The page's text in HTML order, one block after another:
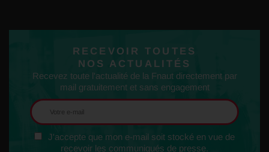
RECEVOIR TOUTES
NOS ACTUALITÉS
Recevez toute l'actualité de la Fnaut directement par
mail gratuitement et sans engagement
J'accepte que mon e-mail soit stocké en vue de
recevoir les communiqués de presse.